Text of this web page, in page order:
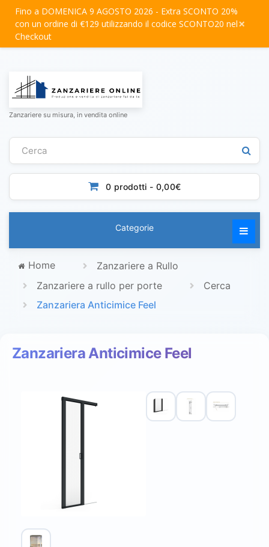
Fino a DOMENICA 9 AGOSTO 2026 - Extra SCONTO 20%
con un ordine di €129 utilizzando il codice SCONTO20 nel
Checkout
×
Zanzariere su misura, in vendita online
0 prodotti - 0,00€
Categorie
Home
Zanzariere a Rullo
Zanzariere a rullo per porte
Cerca
Zanzariera Anticimice Feel
Zanzariera Anticimice Feel